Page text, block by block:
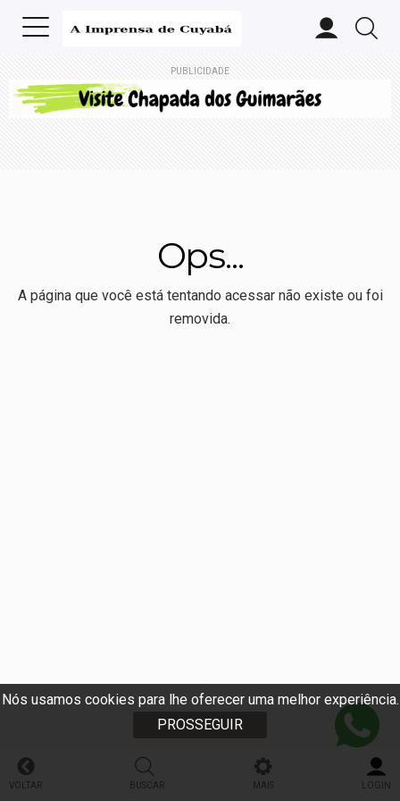
Nós usamos cookies para lhe oferecer uma melhor experiência.
PROSSEGUIR
PUBLICIDADE
Ops...
A página que você está tentando acessar não existe ou foi
removida.
VOLTAR BUSCAR MAIS LOGIN